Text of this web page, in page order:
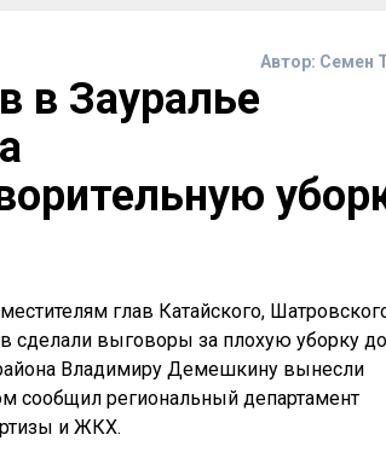
Автор: Семен
в Зауралье
глав Катайского,
сделали выговоры за плохую уборку
Владимиру Демешкину вынесли
сообщил региональный департамент
и ЖКХ.